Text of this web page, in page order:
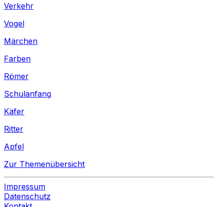
Verkehr
Vogel
Märchen
Farben
Römer
Schulanfang
Käfer
Ritter
Apfel
Zur Themenübersicht
Impressum
Datenschutz